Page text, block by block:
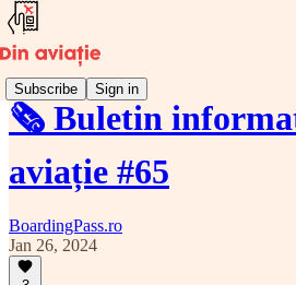
Subscribe Sign in
🗞️ Buletin
aviație #65
BoardingPass.ro
Jan 26, 2024